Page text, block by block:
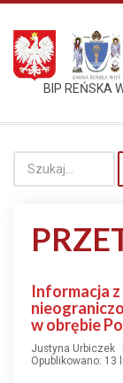
BIP REŃSKA
Informacja
w obrębie
Justyna Urbiczek
Opublikowano: 13